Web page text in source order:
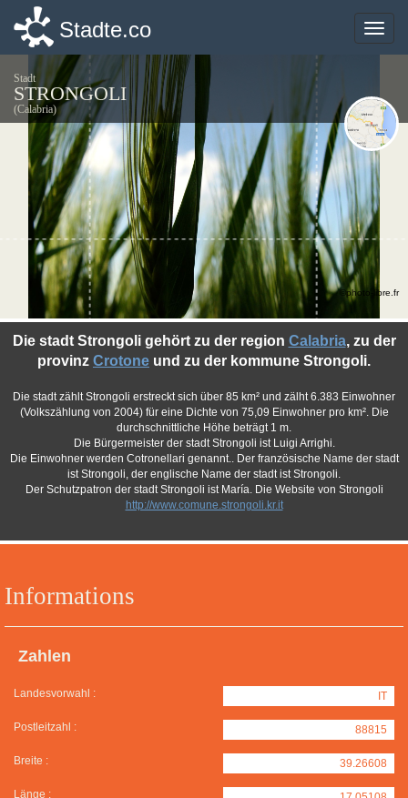
Toggle
Stadte.co
Stadt
STRONGOLI
(Calabria)
Informations
Zahlen
Landesvorwahl : IT
Postleitzahl : 88815
Breite : 39.26608
Länge :
Die stadt Strongoli gehört zu der region Calabria, zu der
provinz Crotone und zu der kommune Strongoli.
Die stadt zählt Strongoli erstreckt sich über 85 km² und zälht 6.383 Einwohner
(Volkszählung von 2004) für eine Dichte von 75,09 Einwohner pro km². Die
durchschnittliche Höhe beträgt 1 m.
Die Bürgermeister der stadt Strongoli ist Luigi Arrighi.
Die Einwohner werden Cotronellari genannt.. Der französische Name der stadt
ist Strongoli, der englische Name der stadt ist Strongoli.
Der Schutzpatron der stadt Strongoli ist María. Die Website von Strongoli
http://www.comune.strongoli.kr.it
©photo-libre.fr
Toggle
Stadte.co